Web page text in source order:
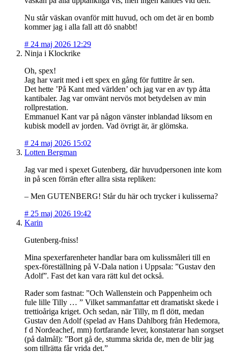
Nu står väskan ovanför mitt huvud, och om det är en bomb
kommer jag i alla fall att dö snabbt!
# 24 maj 2026 12:29
Ninja i Klockrike
Oh, spex!
Jag har varit med i ett spex en gång för futtitre år sen.
Det hette ’På Kant med världen’ och jag var en av typ åtta
kantibaler. Jag var omvänt nervös mot betydelsen av min
rollprestation.
Emmanuel Kant var på någon vänster inblandad liksom en
kubisk modell av jorden. Vad övrigt är, är glömska.
# 24 maj 2026 15:02
Lotten Bergman
Jag var med i spexet Gutenberg, där huvudpersonen inte kom
in på scen förrän efter allra sista repliken:
– Men GUTENBERG! Står du här och trycker i kulisserna?
# 25 maj 2026 19:42
Karin
Gutenberg-fniss!
Mina spexerfarenheter handlar bara om kulissmåleri till en
spex-föreställning på V-Dala nation i Uppsala: ”Gustav den
Adolf”. Fast det kan vara rätt kul det också.
Rader som fastnat: ”Och Wallenstein och Pappenheim och
fule lille Tilly … ” Vilket sammanfattar ett dramatiskt skede i
trettioåriga kriget. Och sedan, när Tilly, m fl dött, medan
Gustav den Adolf (spelad av Hans Dahlborg från Hedemora,
f d Nordeachef, mm) fortfarande lever, konstaterar han sorgset
(på dalmål): ”Bort gå de, stumma skrida de, men de blir jag
som tillrätta får vrida det.”